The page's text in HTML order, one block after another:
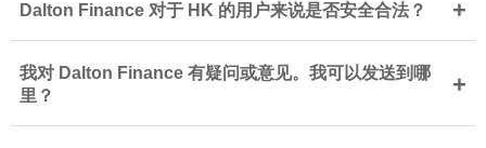
Dalton Finance 对于 HK 的用户来说是否安全合法？ +
我对 Dalton Finance 有疑问或意见。我可以发送到哪
里？
+